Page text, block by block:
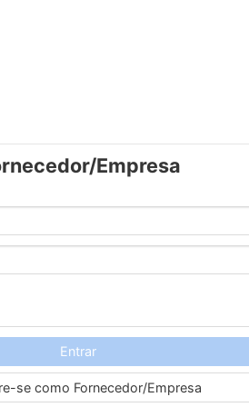
Empresa
Entrar
se como Fornecedor/Empresa